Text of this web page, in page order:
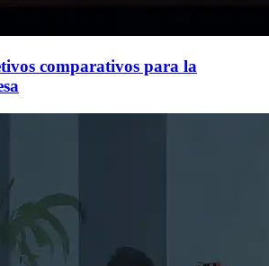
comparativos para la